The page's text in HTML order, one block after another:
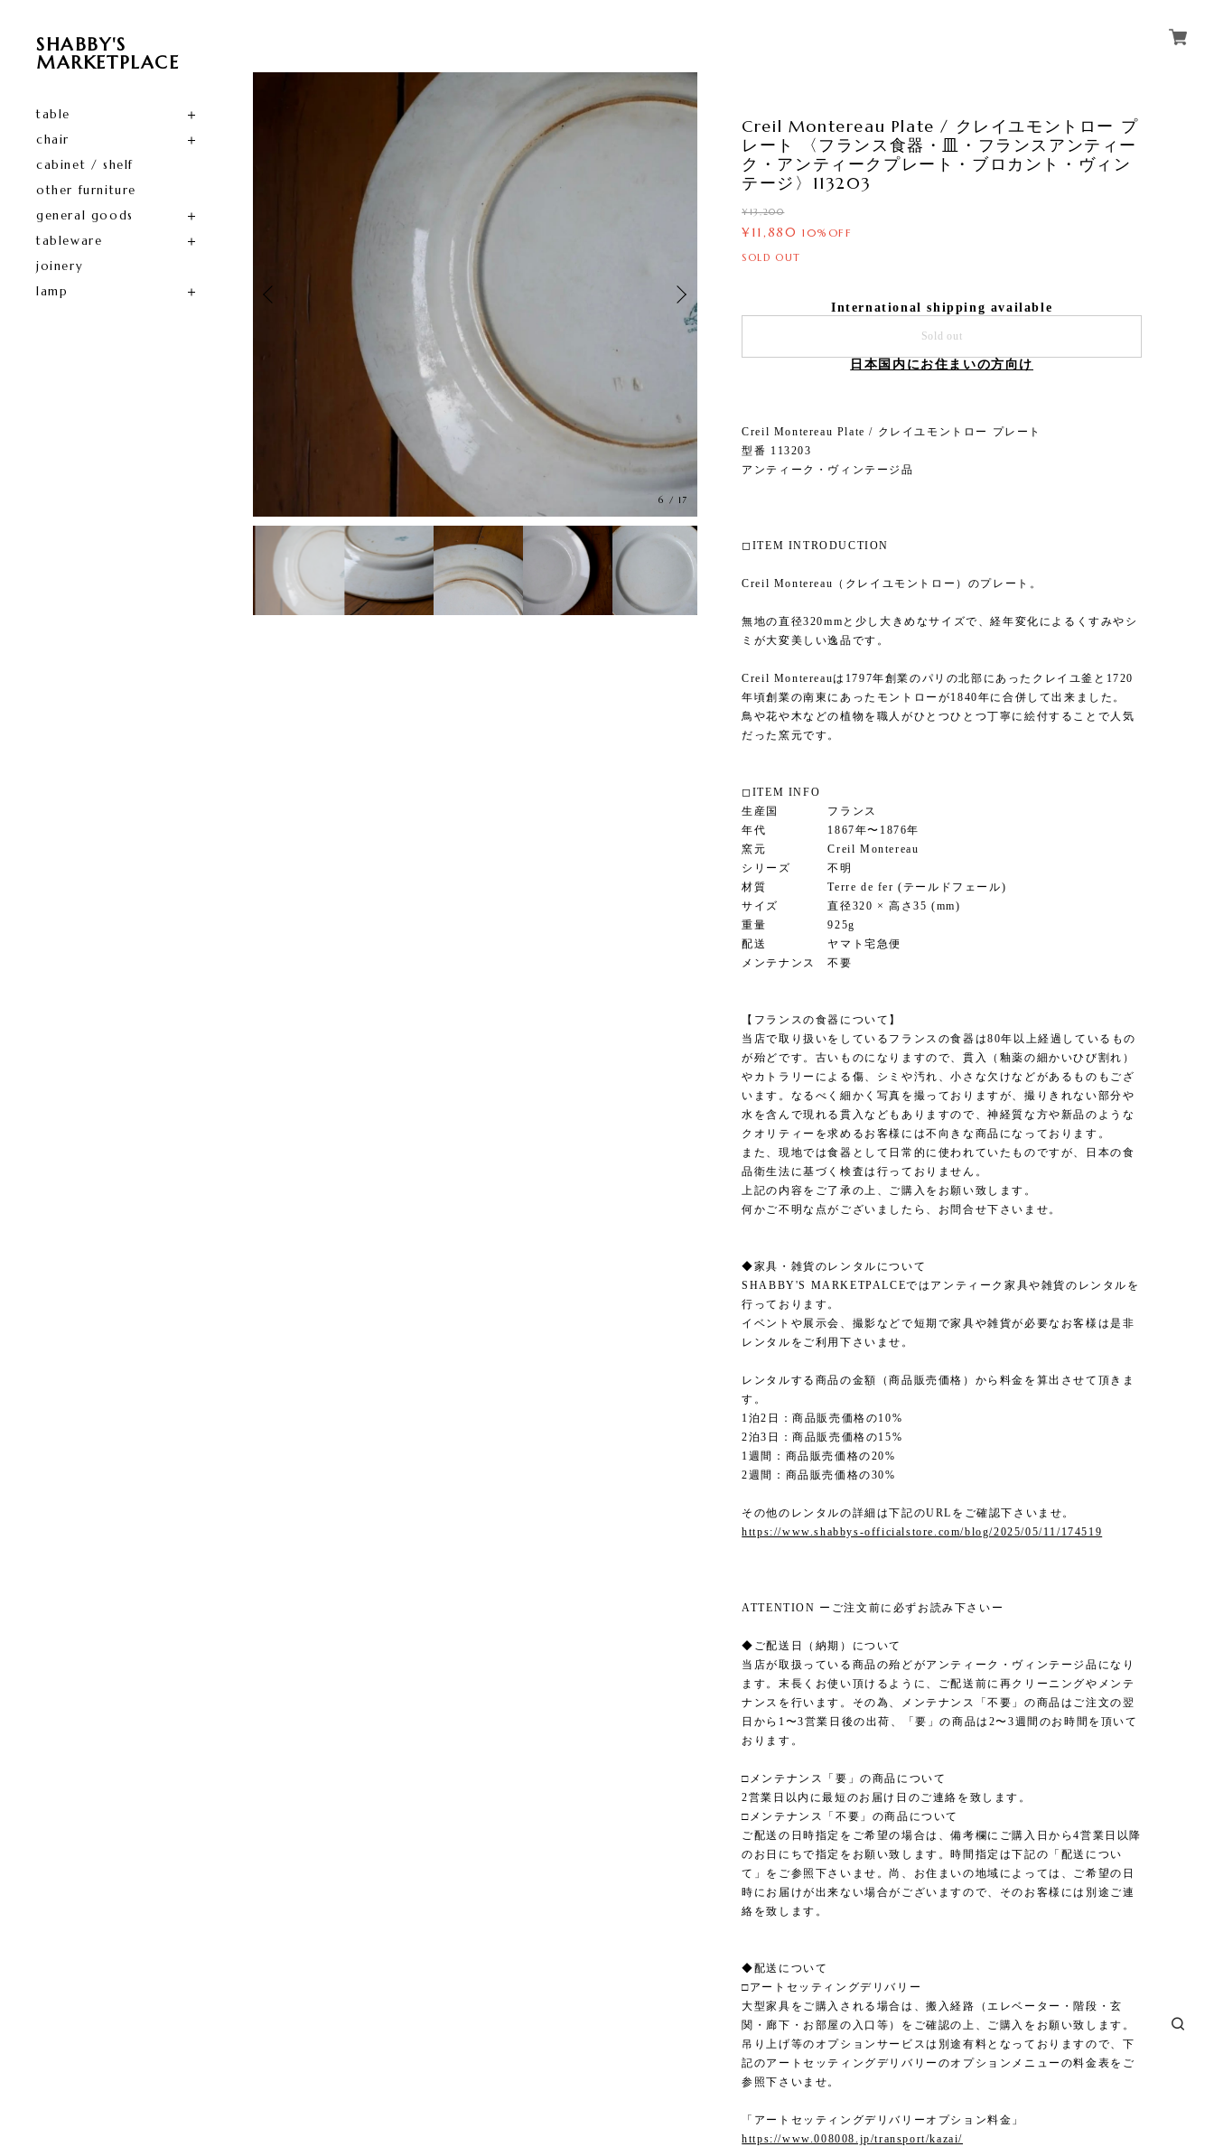
SHABBY'S
MARKETPLACE
table
chair
cabinet / shelf
other furniture
general goods
tableware
joinery
lamp
6 / 17
Creil Montereau Plate / クレイユモントロー プ
レート 〈フランス食器・皿・フランスアンティー
ク・アンティークプレート・ブロカント・ヴィン
テージ〉113203
¥13,200
¥11,880 10%OFF
SOLD OUT
International shipping available
Sold out
日本国内にお住まいの方向け
Creil Montereau Plate / クレイユモントロー プレート
型番 113203
アンティーク・ヴィンテージ品
◻︎ITEM INTRODUCTION
Creil Montereau（クレイユモントロー）のプレート。
無地の直径320mmと少し大きめなサイズで、経年変化によるくすみやシ
ミが大変美しい逸品です。
Creil Montereauは1797年創業のパリの北部にあったクレイユ釜と1720
年頃創業の南東にあったモントローが1840年に合併して出来ました。
鳥や花や木などの植物を職人がひとつひとつ丁寧に絵付することで人気
だった窯元です。
◻︎ITEM INFO
生産国 フランス
年代 1867年〜1876年
窯元 Creil Montereau
シリーズ 不明
材質 Terre de fer (テールドフェール)
サイズ 直径320 × 高さ35 (mm)
重量 925g
配送 ヤマト宅急便
メンテナンス 不要
【フランスの食器について】
当店で取り扱いをしているフランスの食器は80年以上経過しているもの
が殆どです。古いものになりますので、貫入（釉薬の細かいひび割れ）
やカトラリーによる傷、シミや汚れ、小さな欠けなどがあるものもござ
います。なるべく細かく写真を撮っておりますが、撮りきれない部分や
水を含んで現れる貫入などもありますので、神経質な方や新品のような
クオリティーを求めるお客様には不向きな商品になっております。
また、現地では食器として日常的に使われていたものですが、日本の食
品衛生法に基づく検査は行っておりません。
上記の内容をご了承の上、ご購入をお願い致します。
何かご不明な点がございましたら、お問合せ下さいませ。
◆家具・雑貨のレンタルについて
SHABBY'S MARKETPALCEではアンティーク家具や雑貨のレンタルを
行っております。
イベントや展示会、撮影などで短期で家具や雑貨が必要なお客様は是非
レンタルをご利用下さいませ。
レンタルする商品の金額（商品販売価格）から料金を算出させて頂きま
す。
1泊2日：商品販売価格の10%
2泊3日：商品販売価格の15%
1週間：商品販売価格の20%
2週間：商品販売価格の30%
その他のレンタルの詳細は下記のURLをご確認下さいませ。
https://www.shabbys-officialstore.com/blog/2025/05/11/174519
ATTENTION ーご注文前に必ずお読み下さいー
◆ご配送日（納期）について
当店が取扱っている商品の殆どがアンティーク・ヴィンテージ品になり
ます。末長くお使い頂けるように、ご配送前に再クリーニングやメンテ
ナンスを行います。その為、メンテナンス「不要」の商品はご注文の翌
日から1〜3営業日後の出荷、「要」の商品は2〜3週間のお時間を頂いて
おります。
□メンテナンス「要」の商品について
2営業日以内に最短のお届け日のご連絡を致します。
□メンテナンス「不要」の商品について
ご配送の日時指定をご希望の場合は、備考欄にご購入日から4営業日以降
のお日にちで指定をお願い致します。時間指定は下記の「配送につい
て」をご参照下さいませ。尚、お住まいの地域によっては、ご希望の日
時にお届けが出来ない場合がございますので、そのお客様には別途ご連
絡を致します。
◆配送について
□アートセッティングデリバリー
大型家具をご購入される場合は、搬入経路（エレベーター・階段・玄
関・廊下・お部屋の入口等）をご確認の上、ご購入をお願い致します。
吊り上げ等のオプションサービスは別途有料となっておりますので、下
記のアートセッティングデリバリーのオプションメニューの料金表をご
参照下さいませ。
「アートセッティングデリバリーオプション料金」
https://www.008008.jp/transport/kazai/